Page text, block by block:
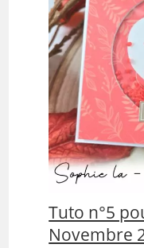
Tuto n°5
Novembre